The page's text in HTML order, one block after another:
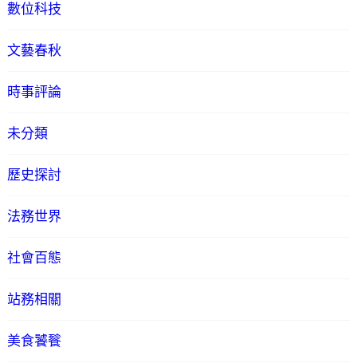
數位科技
文藝春秋
時事評論
未分類
歷史探討
法務世界
社會百態
站務相關
美食饕餮